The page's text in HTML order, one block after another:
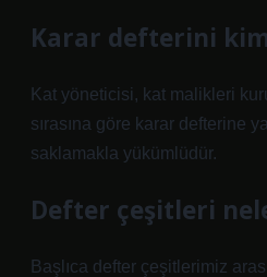
Karar defterini
Kat yöneticisi, kat malikleri
sırasına göre karar defterine
saklamakla yükümlüdür.
Defter çeşitleri
Başlıca defter çeşitlerimiz